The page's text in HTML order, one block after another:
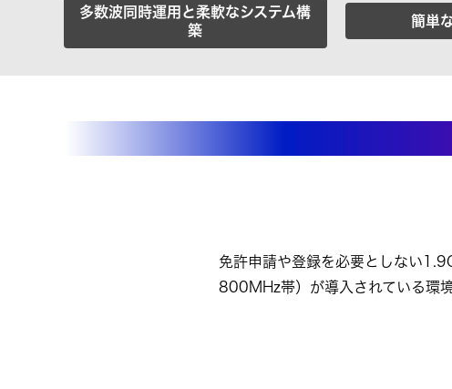
多数波同時運用と柔軟なシステム構
築
簡単
免許申請や登録を必要としない
800MHz帯）が導入されている環